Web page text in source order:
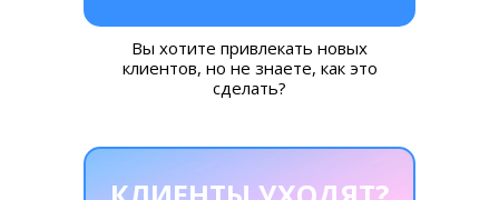
Вы хотите привлекать новых
клиентов, но не знаете, как это
сделать?